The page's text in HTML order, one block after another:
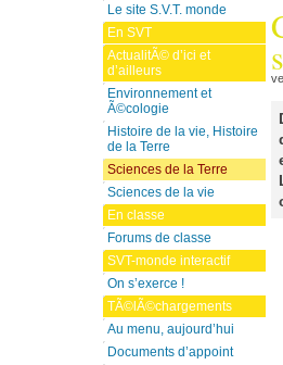
Le site S.V.T. monde
En SVT
ActualitÃ© d’ici et
d’ailleurs
Environnement et
Ã©cologie
Histoire de la vie, Histoire
de la Terre
Sciences de la Terre
Sciences de la vie
En classe
Forums de classe
SVT-monde interactif
On s’exerce !
TÃ©lÃ©chargements
Au menu, aujourd’hui
Documents d’appoint